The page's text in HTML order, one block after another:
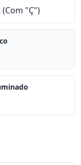
(Com "Ç")